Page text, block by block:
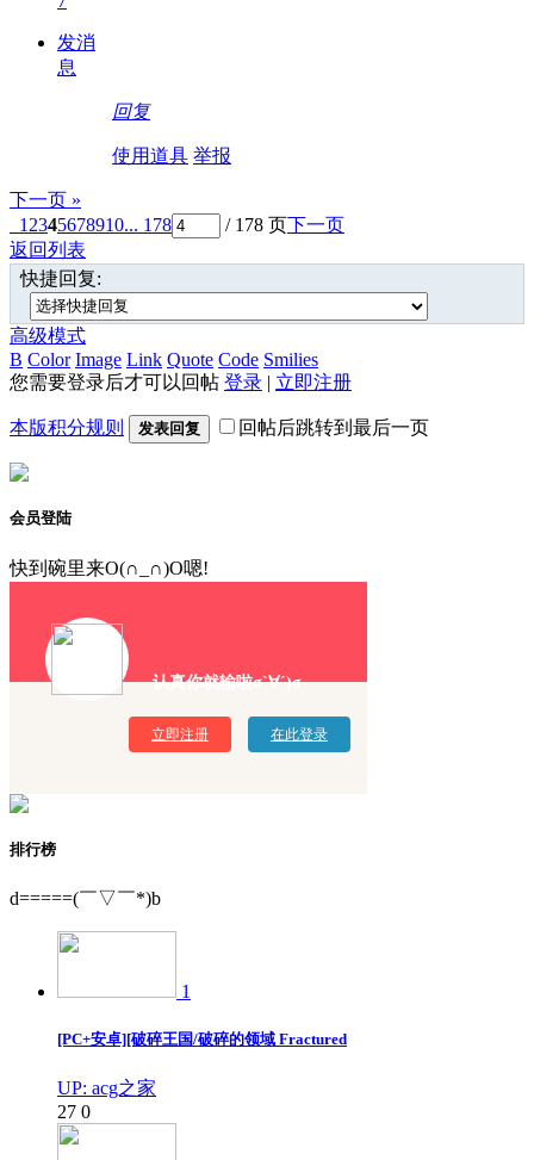
发消
息
回复
使用道具 举报
下一页 »
1 2345678910... 178 / 178 页下一页
返回列表
快捷回复:
高级模式
B Color Image Link Quote Code Smilies
您需要登录后才可以回帖 登录 | 立即注册
本版积分规则 发表回复 回帖后跳转到最后一页
会员登陆
快到碗里来O(∩_∩)O嗯!
认真你就输啦σ`∀´)σ
立即注册 在此登录
排行榜
d=====(￣▽￣*)b
1
[PC+安卓][破碎王国/破碎的领域 Fractured
UP: acg之家
27 0